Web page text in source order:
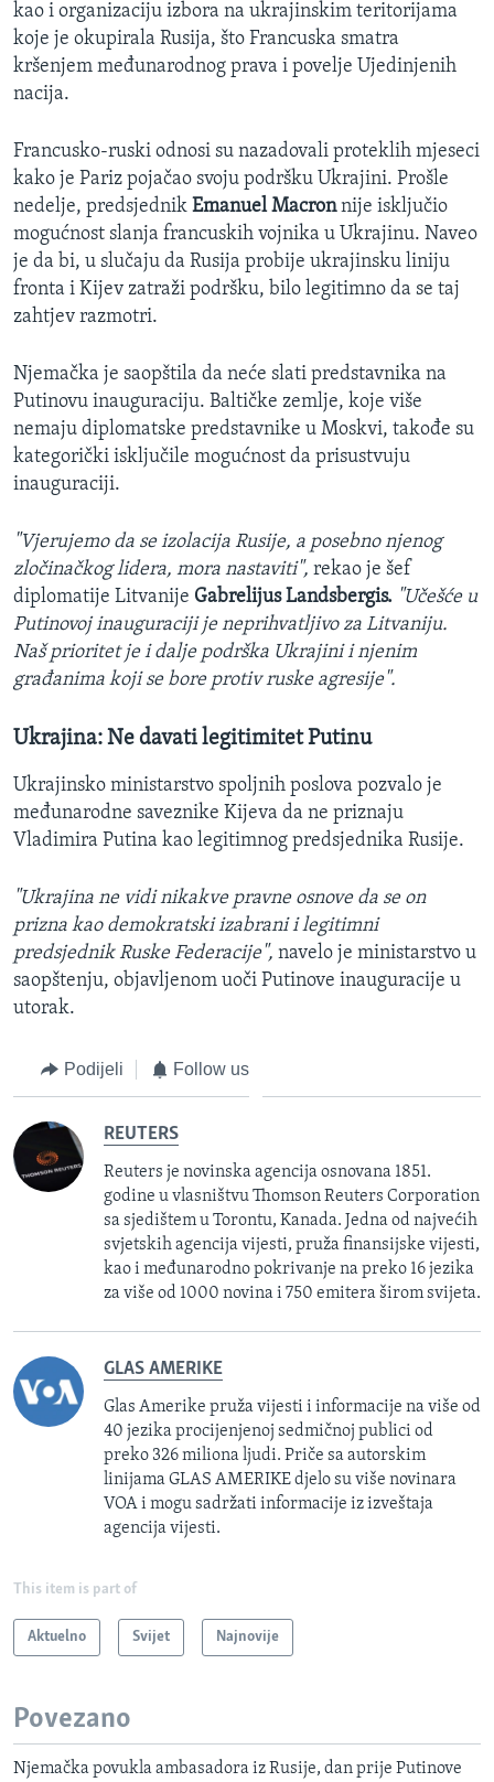
kao i organizaciju izbora na ukrajinskim teritorijama
koje je okupirala Rusija, što Francuska smatra
kršenjem međunarodnog prava i povelje Ujedinjenih
nacija.
Francusko-ruski odnosi su nazadovali proteklih mjeseci
kako je Pariz pojačao svoju podršku Ukrajini. Prošle
nedelje, predsjednik Emanuel Macronnije isključio
mogućnost slanja francuskih vojnika u Ukrajinu. Naveo
je da bi, u slučaju da Rusija probije ukrajinsku liniju
fronta i Kijev zatraži podršku, bilo legitimno da se taj
zahtjev razmotri.
Njemačka je saopštila da neće slati predstavnika na
Putinovu inauguraciju. Baltičke zemlje, koje više
nemaju diplomatske predstavnike u Moskvi, takođe su
kategorički isključile mogućnost da prisustvuju
inauguraciji.
"Vjerujemo da se izolacija Rusije, a posebno njenog
zločinačkog lidera, mora nastaviti", rekao je šef
diplomatije Litvanije Gabrelijus Landsbergis. "Učešće u
Putinovoj inauguraciji je neprihvatljivo za Litvaniju.
Naš prioritet je i dalje podrška Ukrajini i njenim
građanima koji se bore protiv ruske agresije".
Ukrajina: Ne davati legitimitet Putinu
Ukrajinsko ministarstvo spoljnih poslova pozvalo je
međunarodne saveznike Kijeva da ne priznaju
Vladimira Putina kao legitimnog predsjednika Rusije.
"Ukrajina ne vidi nikakve pravne osnove da se on
prizna kao demokratski izabrani i legitimni
predsjednik Ruske Federacije", navelo je ministarstvo u
saopštenju, objavljenom uoči Putinove inauguracije u
utorak.
Podijeli Follow us
REUTERS
Reuters je novinska agencija osnovana 1851.
godine u vlasništvu Thomson Reuters Corporation
sa sjedištem u Torontu, Kanada. Jedna od najvećih
svjetskih agencija vijesti, pruža finansijske vijesti,
kao i međunarodno pokrivanje na preko 16 jezika
za više od 1000 novina i 750 emitera širom svijeta.
GLAS AMERIKE
Glas Amerike pruža vijesti i informacije na više od
40 jezika procijenjenoj sedmičnoj publici od
preko 326 miliona ljudi. Priče sa autorskim
linijama GLAS AMERIKE djelo su više novinara
VOA i mogu sadržati informacije iz izveštaja
agencija vijesti.
This item is part of
Aktuelno Svijet Najnovije
Povezano
Njemačka povukla ambasadora iz Rusije, dan prije Putinove